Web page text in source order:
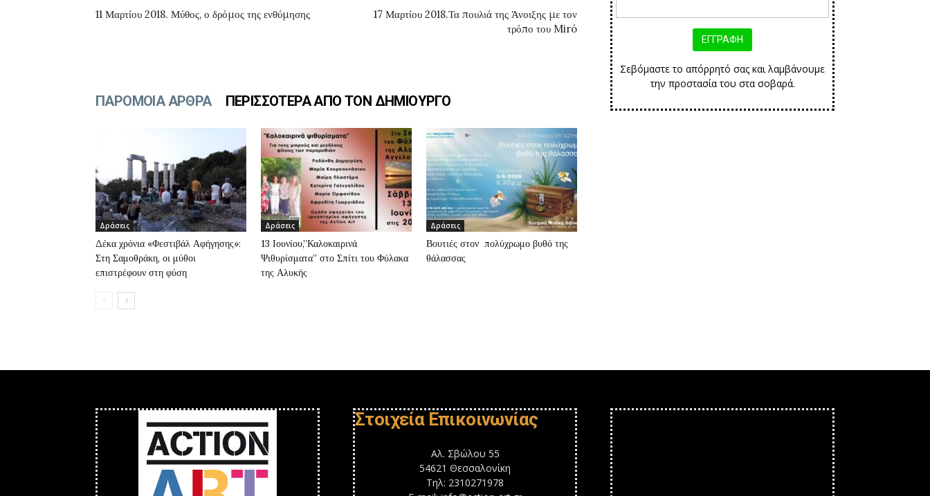
11 Μαρτίου 2018. Μύθος, ο δρόμος της ενθύμησης
17 Μαρτίου 2018.Τα πουλιά της Άνοιξης με τον
τρόπο του Miró
ΠΑΡΟΜΟΙΑ ΑΡΘΡΑ ΠΕΡΙΣΣΟΤΕΡΑ ΑΠΟ ΤΟΝ ΔΗΜΙΟΥΡΓΟ
Δράσεις
Δέκα χρόνια «Φεστιβάλ Αφήγησης»:
Στη Σαμοθράκη, οι μύθοι
επιστρέφουν στη φύση
Δράσεις
13 Ιουνίου,”Καλοκαιρινά
Ψιθυρίσματα” στο Σπίτι του Φύλακα
της Αλυκής
Δράσεις
Βουτιές στον πολύχρωμο βυθό της
θάλασσας
Σεβόμαστε το απόρρητό σας και λαμβάνουμε
την προστασία του στα σοβαρά.
Στοιχεία Επικοινωνίας
Αλ. Σβώλου 55
54621 Θεσσαλονίκη
Τηλ: 2310271978